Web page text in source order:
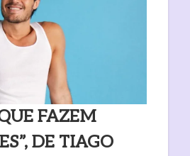
FAZEM
DE TIAGO